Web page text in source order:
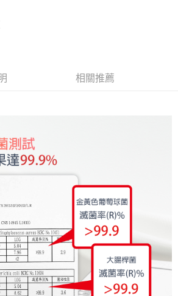
】
商品之後才付款」的支付方式。 讓您購物簡單
務後，再付款。
確認金額後，即可完成結帳。
天內，點擊此簡訊中的連結，可透過四大超商／
式進行付款，方視為交易完成。
下不需立刻繳費，但若您需要取消訂單，請聯絡
同意取消之訂單仍視為有效，需透過AFTEE先享
先享後付 」之結帳頁面顯示為準，若有關於
消欲退款等相關疑問，請聯繫「AFTEE先享後付
support/home
限公司提供之「AFTEE先享後付」服務完成之交
內提供個人資料，並將交易相關給付款項請求債
公司。
，請瀏覽以下網址：
含以上)免運費
含以上)免運費
含以上)免運費
相關推薦